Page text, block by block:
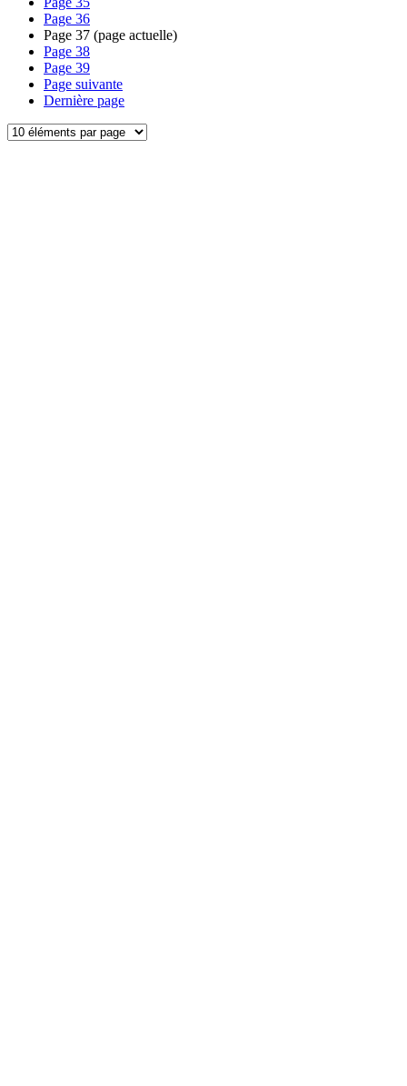
Page 36
Page 37 (page actuelle)
Page 38
Page 39
Page suivante
Dernière page